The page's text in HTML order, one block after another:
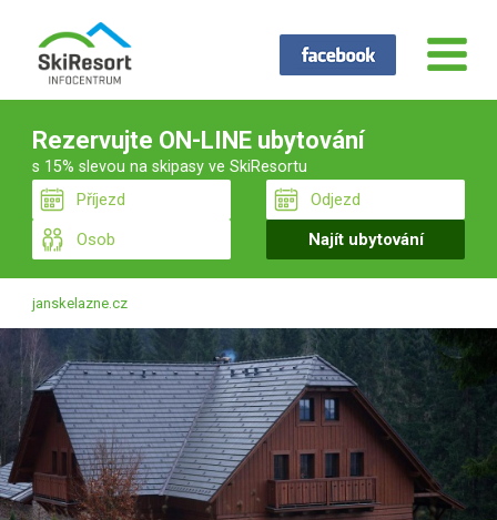
Rezervujte ON-LINE ubytování
s 15% slevou na skipasy ve SkiResortu
janskelazne.cz